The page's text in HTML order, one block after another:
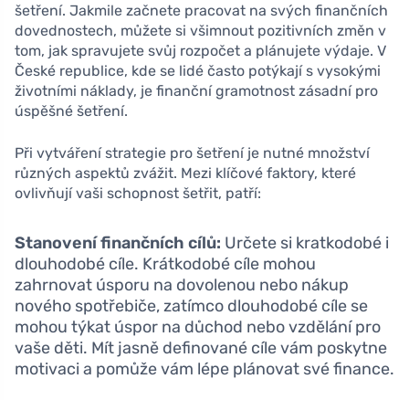
šetření. Jakmile začnete pracovat na svých finančních
dovednostech, můžete si všimnout pozitivních změn v
tom, jak spravujete svůj rozpočet a plánujete výdaje. V
České republice, kde se lidé často potýkají s vysokými
životními náklady, je finanční gramotnost zásadní pro
úspěšné šetření.
Při vytváření strategie pro šetření je nutné množství
různých aspektů zvážit. Mezi klíčové faktory, které
ovlivňují vaši schopnost šetřit, patří:
Stanovení finančních cílů: Určete si kratkodobé i
dlouhodobé cíle. Krátkodobé cíle mohou
zahrnovat úsporu na dovolenou nebo nákup
nového spotřebiče, zatímco dlouhodobé cíle se
mohou týkat úspor na důchod nebo vzdělání pro
vaše děti. Mít jasně definované cíle vám poskytne
motivaci a pomůže vám lépe plánovat své finance.